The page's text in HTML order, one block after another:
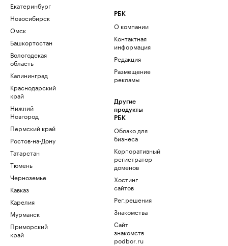
Екатеринбург
Новосибирск
Омск
Башкортостан
Вологодская
область
Калининград
Краснодарский
край
Нижний
Новгород
Пермский край
Ростов-на-Дону
Татарстан
Тюмень
Черноземье
Кавказ
Карелия
Мурманск
Приморский
край
РБК
О компании
Контактная
информация
Редакция
Размещение
рекламы
Другие
продукты
РБК
Облако для
бизнеса
Корпоративный
регистратор
доменов
Хостинг
сайтов
Рег.решения
Знакомства
Сайт
знакомств
podbor.ru